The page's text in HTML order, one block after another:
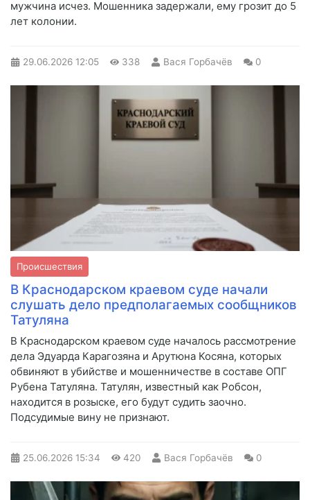
мужчина исчез. Мошенника задержали, ему грозит до 5
лет колонии.
29.06.2026 12:05 338 Вася Горбачёв 0
Происшествия
В Краснодарском краевом суде начали
слушать дело предполагаемых сообщников
Татуляна
В Краснодарском краевом суде началось рассмотрение
дела Эдуарда Карагозяна и Арутюна Косяна, которых
обвиняют в убийстве и мошенничестве в составе ОПГ
Рубена Татуляна. Татулян, известный как Робсон,
находится в розыске, его будут судить заочно.
Подсудимые вину не признают.
25.06.2026 15:34 420 Вася Горбачёв 0